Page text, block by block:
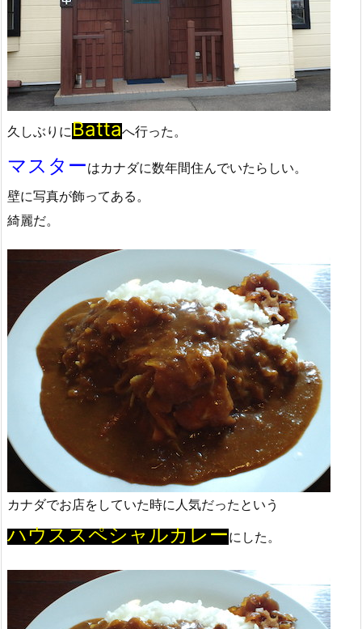
久しぶりにBattaへ行った。
マスターはカナダに数年間住んでいたらしい。
壁に写真が飾ってある。
綺麗だ。
カナダでお店をしていた時に人気だったという
ハウススペシャルカレーにした。